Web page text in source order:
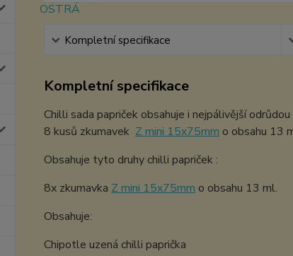
Kompletní specifikace
Kompletní specifikace
Chilli sada papriček obsahuje i nejpálivější
8 kusů zkumavek Z mini 15x75mm o obsahu 13
Obsahuje tyto druhy chilli papriček :
8x zkumavka Z mini 15x75mm o obsahu 13 ml.
Obsahuje:
Chipotle uzená chilli paprička